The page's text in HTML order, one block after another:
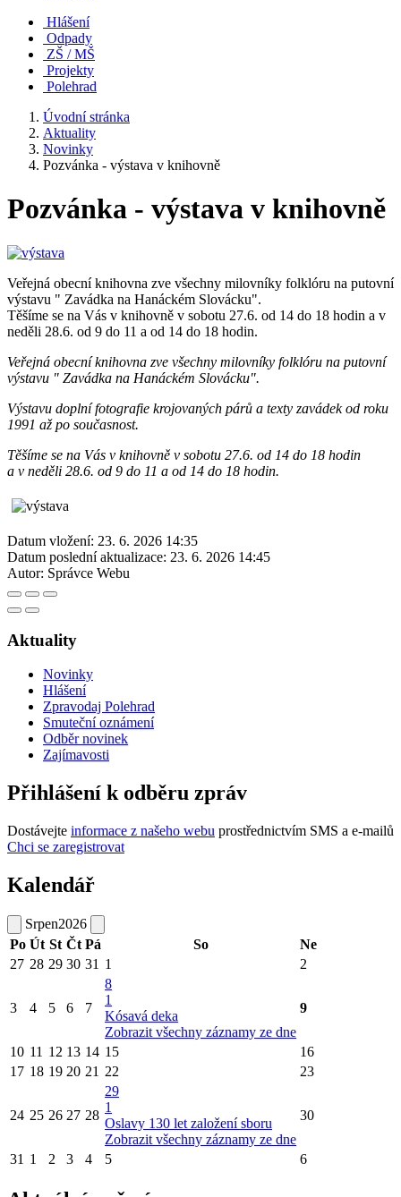
Hlášení
Odpady
ZŠ / MŠ
Projekty
Polehrad
Úvodní stránka
Aktuality
Novinky
Pozvánka - výstava v knihovně
Pozvánka - výstava v knihovně
Veřejná obecní knihovna zve všechny milovníky folklóru na putovní
výstavu " Zavádka na Hanáckém Slovácku".
Těšíme se na Vás v knihovně v sobotu 27.6. od 14 do 18 hodin a v
neděli 28.6. od 9 do 11 a od 14 do 18 hodin.
Veřejná obecní knihovna zve všechny milovníky folklóru na putovní
výstavu " Zavádka na Hanáckém Slovácku".
Výstavu doplní fotografie krojovaných párů a texty zavádek od roku
1991 až po současnost.
Těšíme se na Vás v knihovně v sobotu 27.6. od 14 do 18 hodin
a v neděli 28.6. od 9 do 11 a od 14 do 18 hodin.
Datum vložení: 23. 6. 2026 14:35
Datum poslední aktualizace: 23. 6. 2026 14:45
Autor: Správce Webu
Aktuality
Novinky
Hlášení
Zpravodaj Polehrad
Smuteční oznámení
Odběr novinek
Zajímavosti
Přihlášení k odběru zpráv
Dostávejte informace z našeho webu prostřednictvím SMS a e-mailů
Chci se zaregistrovat
Kalendář
Srpen2026
Po Út St Čt Pá So
Ne
27 28 29 30 31 1 2
3 4 5 6 7
8
1
Kósavá deka
Zobrazit všechny záznamy ze dne
9
10 11 12 13 14 15
16
17 18 19 20 21 22 23
24 25 26 27 28
29
1
Oslavy 130 let založení sboru
Zobrazit všechny záznamy ze dne
30
31 1 2 3 4 5 6